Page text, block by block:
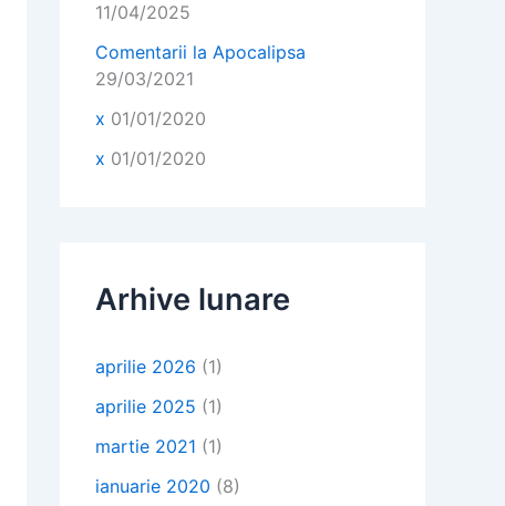
11/04/2025
Comentarii la Apocalipsa
29/03/2021
x 01/01/2020
x 01/01/2020
Arhive lunare
aprilie 2026 (1)
aprilie 2025 (1)
martie 2021 (1)
ianuarie 2020 (8)